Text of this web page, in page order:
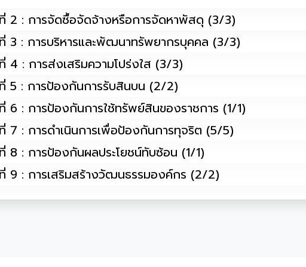
2 : การจัดซื้อจัดจ้างหรือการจัดหาพัสดุ (3/3)
3 : การบริหารและพัฒนาทรัพยากรบุคคล (3/3)
4 : การส่งเสริมความโปร่งใส (3/3)
5 : การป้องกันการรับสินบน (2/2)
6 : การป้องกันการใช้ทรัพย์สินของราชการ (1/1)
7 : การดำเนินการเพื่อป้องกันการทุจริต (5/5)
8 : การป้องกันผลประโยชน์ทับซ้อน (1/1)
9 : การเสริมสร้างวัฒนธรรมองค์กร (2/2)